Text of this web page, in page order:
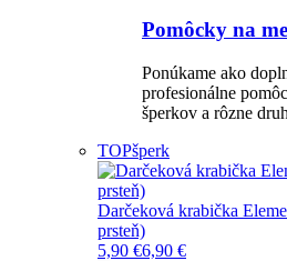
Pomôcky na
Ponúkame ako
profesionálne
šperkov a rôzne
TOPšperk
Darčeková krabička
prsteň)
5,90 €6,90 €